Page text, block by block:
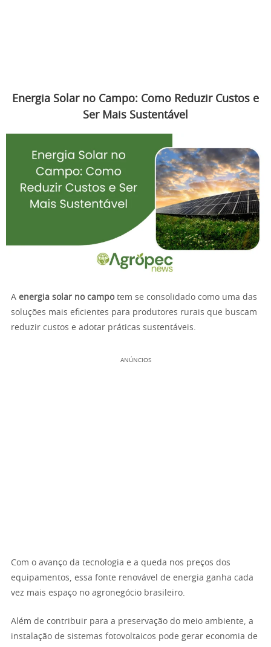
Energia Solar no Campo: Como Reduzir Custos e
Ser Mais Sustentável
A energia solar no campotem se consolidado como uma das
soluções mais eficientes para produtores rurais que buscam
reduzir custos e adotar práticas sustentáveis.
ANÚNCIOS
Com o avanço da tecnologia e a queda nos preços dos
equipamentos, essa fonte renovável de energia ganha cada
vez mais espaço no agronegócio brasileiro.
Além de contribuir para a preservação do meio ambiente, a
instalação de sistemas fotovoltaicos pode gerar economia de